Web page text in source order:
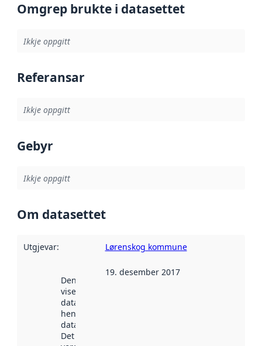
Omgrep brukte i datasettet
Ikkje oppgitt
Referansar
Ikkje oppgitt
Gebyr
Ikkje oppgitt
Om datasettet
Utgjevar: Lørenskog kommune
Denne datoen
viser når
datasettet vart
henta inn av
data.norge.no.
Det kan ha
19. desember 2017